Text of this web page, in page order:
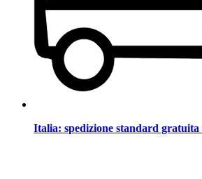
Italia: spedizione standard gratuita